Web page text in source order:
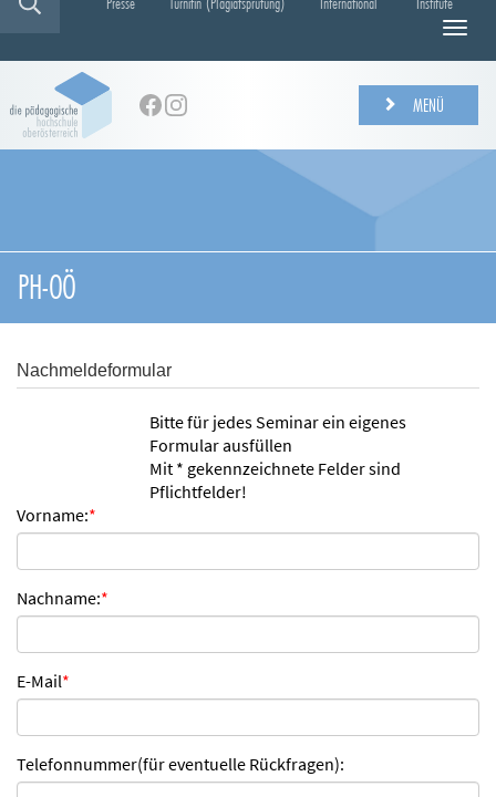
N
g
a
e
MENÜ
PH-OÖ
Nachmeldeformular
Bitte für jedes Seminar ein eigenes
Formular ausfüllen
Mit * gekennzeichnete Felder sind
Pflichtfelder!
Vorname:*
Nachname:*
E-Mail*
Telefonnummer(für eventuelle Rückfragen):